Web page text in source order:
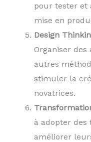
pour tester et
mise en
Design
Organiser
autres
stimuler la
novatrices.
à adopter
améliorer